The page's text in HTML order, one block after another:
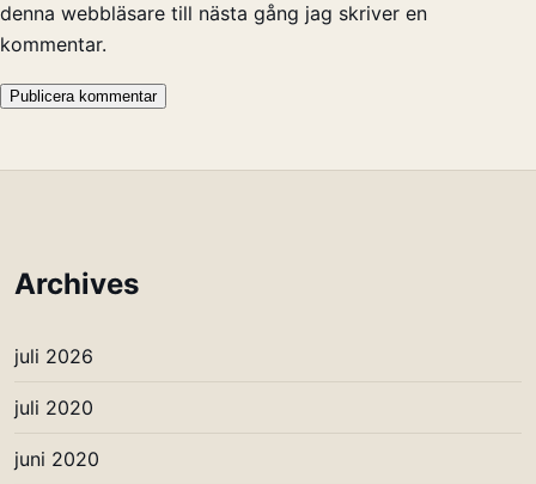
denna webbläsare till nästa gång jag skriver en
kommentar.
Archives
juli 2026
juli 2020
juni 2020